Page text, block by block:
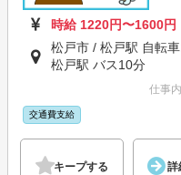
時給 1220円〜1600円
松戸市 / 松戸駅 自転
松戸駅 バス10分
仕事
交通費支給
キープする 詳